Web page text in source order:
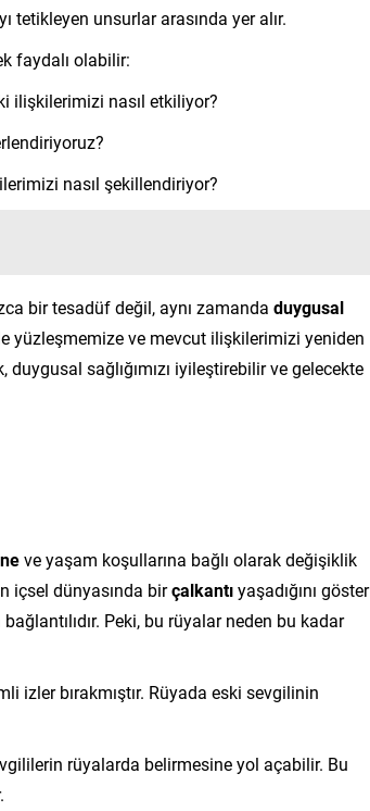
tetikleyen unsurlar arasında yer alır.
faydalı olabilir:
ilişkilerimizi nasıl etkiliyor?
nasıl şekillendiriyor?
bir tesadüf değil, aynı zamanda duygusal
yüzleşmemize ve mevcut ilişkilerimizi yeniden
sağlığımızı iyileştirebilir ve gelecekte
ve yaşam koşullarına bağlı olarak değişiklik
içsel dünyasında birçalkantıyaşadığını
Peki, bu rüyalar neden bu kadar
izler bırakmıştır. Rüyada eski sevgilinin
rüyalarda belirmesine yol açabilir. Bu